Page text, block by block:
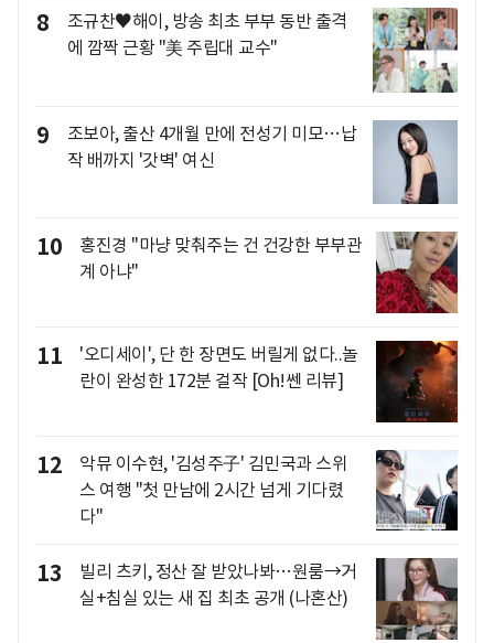
8
조규찬♥해이, 방송 최초 부부 동반 출격
에 깜짝 근황 "美 주립대 교수"
9
조보아, 출산 4개월 만에 전성기 미모…납
작 배까지 '갓벽' 여신
10
홍진경 "마냥 맞춰주는 건 건강한 부부관
계 아냐"
11
'오디세이', 단 한 장면도 버릴게 없다..놀
란이 완성한 172분 걸작 [Oh!쎈 리뷰]
12
악뮤 이수현, '김성주子' 김민국과 스위
스 여행 "첫 만남에 2시간 넘게 기다렸
다"
13
빌리 츠키, 정산 잘 받았나봐…원룸→거
실+침실 있는 새 집 최초 공개 (나혼산)